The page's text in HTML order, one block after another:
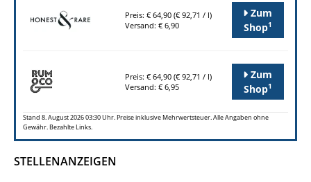
Preis: € 64,90 (€ 92,71 / l)
Versand: € 6,90
Zum
Shop1
Preis: € 64,90 (€ 92,71 / l)
Versand: € 6,95
Zum
Shop1
Stand 8. August 2026 03:30 Uhr. Preise inklusive Mehrwertsteuer. Alle Angaben ohne
Gewähr. Bezahlte Links.
STELLENANZEIGEN